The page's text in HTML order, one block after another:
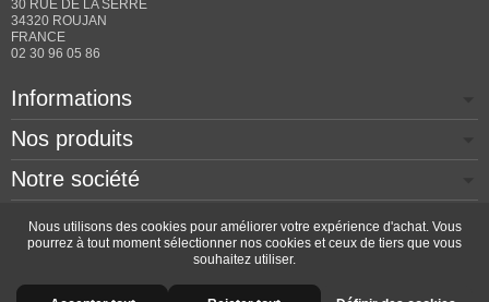
30 RUE DE LA SERRE
34320 ROUJAN
FRANCE
02 30 96 05 86
Informations
Nos produits
Notre société
Contactez-nous
Copyright © 2026 - Design by Prestacrea - Ecommerce
Nous utilisons des cookies pour améliorer votre expérience d'achat. Vous
pourrez à tout moment sélectionner nos cookies et ceux de tiers que vous
souhaitez utiliser.